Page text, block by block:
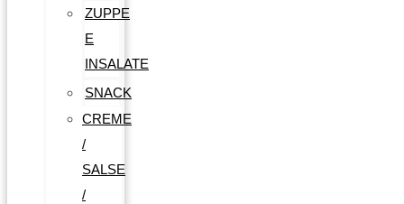
ZUPPE
E
INSALATE
SNACK
CREME
/
SALSE
/